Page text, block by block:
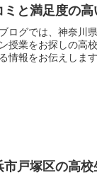
ミと満足度の高
ログでは、神奈川
授業をお探しの高
情報をお伝えしま
市戸塚区の高校